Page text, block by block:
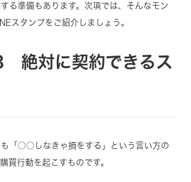
る準備もあります。次項では、そんなモン
スタンプをご紹介しましょう。
絶対に契約できるス
「○○しなきゃ損をする」という言い方の
買行動を起こすものです。